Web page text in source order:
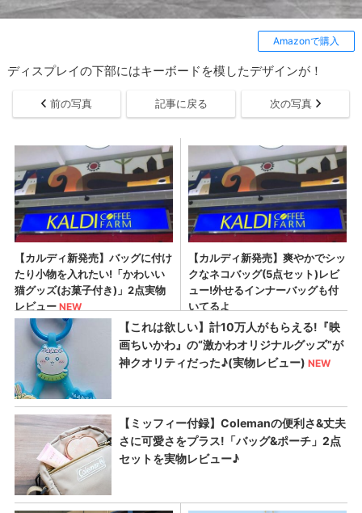
Amazonで購入
ディスプレイの下部にはキーボードを模したデザインが！
前の写真 記事に戻る 次の写真